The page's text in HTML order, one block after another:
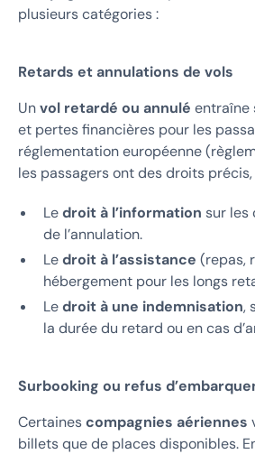
plusieurs catégories :
Retards et annulations de vols
Unvol retardé ou annulé entraîne
et pertes financières pour les
réglementation européenne
les passagers ont des droits
Ledroit à l’information sur les
de l’annulation.
Ledroit à l’assistance (repas,
hébergement pour les longs
Ledroit à une indemnisation,
la durée du retard ou en cas
Surbooking ou refus
Certainescompagnies aériennes
billets que de places disponibles.